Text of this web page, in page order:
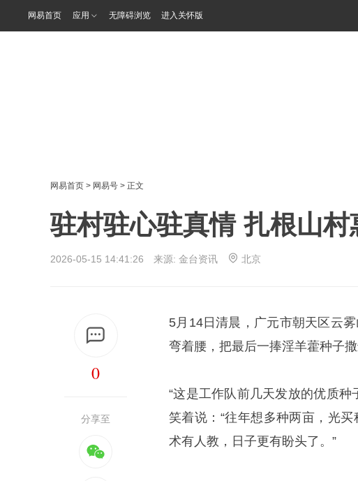
网易首页 应用 无障碍浏览 进入关怀版
网易首页 > 网易号 > 正文
驻村驻心驻真情 扎根山村
2026-05-15 14:41:26 来源: 金台资讯 北京
0
分享至
5月14日清晨，广元市朝天区云
弯着腰，把最后一捧淫羊藿种子撒
“这是工作队前几天发放的优质
笑着说：“往年想多种两亩，光
术有人教，日子更有盼头了。”